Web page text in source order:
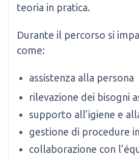
teoria in pratica.
Durante il percorso si
come:
assistenza alla persona
rilevazione dei bisogni
supporto all’igiene e
gestione di procedure
collaborazione con